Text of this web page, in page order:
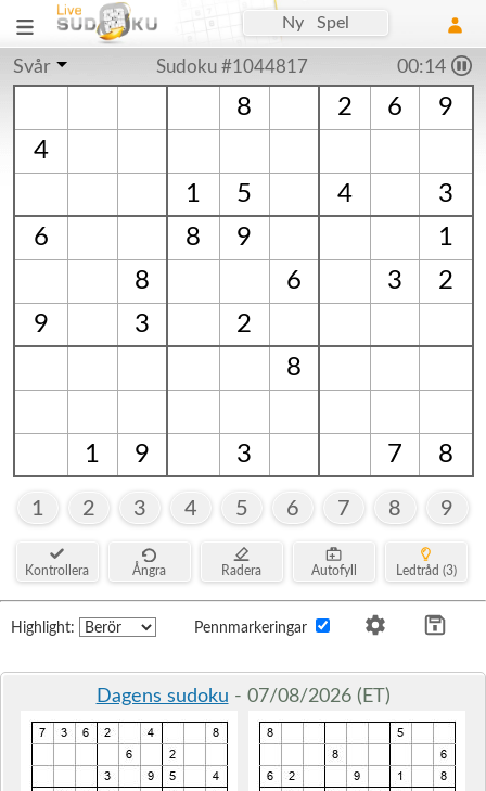
Ny Spel
Svår Sudoku #1044817 00:15
8 2 6
9
4
1
5 4
3
6
8 9
1
8
6 3
2
9
3
2
8
1 9 3 7 8
1 2 3 4 5 6 7 8 9
Kontrollera Ångra Radera Autofyll Ledtråd (3)
Highlight: Pennmarkeringar
Dagens sudoku - 07/08/2026 (ET)